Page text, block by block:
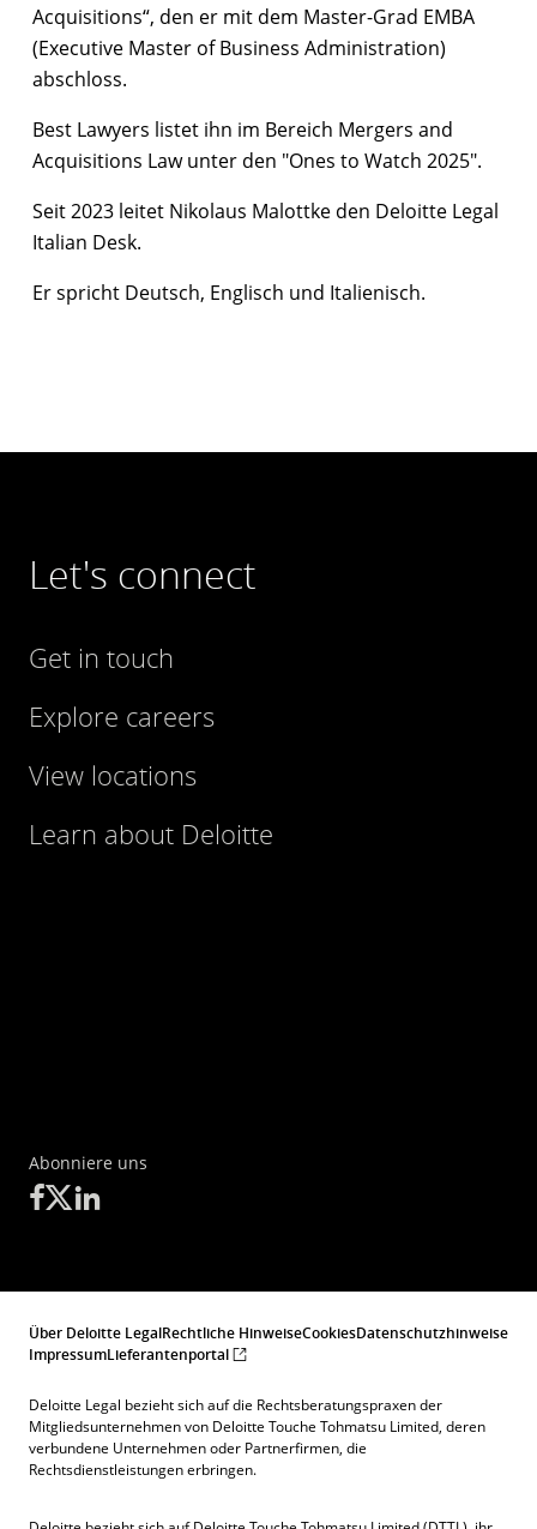
Acquisitions“, den er mit dem Master-Grad EMBA
(Executive Master of Business Administration)
abschloss.
Best Lawyers listet ihn im Bereich Mergers and
Acquisitions Law unter den "Ones to Watch 2025".
Seit 2023 leitet Nikolaus Malottke den Deloitte Legal
Italian Desk.
Er spricht Deutsch, Englisch und Italienisch.
Let's connect
Get in touch
Explore careers
View locations
Learn about Deloitte
Abonniere uns
Über Deloitte LegalRechtliche HinweiseCookiesDatenschutzhinweise
ImpressumLieferantenportal
Deloitte Legal bezieht sich auf die Rechtsberatungspraxen der
Mitgliedsunternehmen von Deloitte Touche Tohmatsu Limited, deren
verbundene Unternehmen oder Partnerfirmen, die
Rechtsdienstleistungen erbringen.